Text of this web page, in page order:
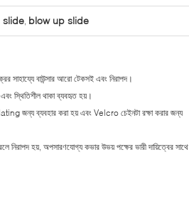
slide, blow up slide
সাহায্যে বাউন্সার আরো টেকসই এবং নিরাপদ।
স্থিতিশীল থাকা ব্যবহৃত হয়।
জন্য ব্যবহার করা হয় এবং Velcro চেইনটা রক্ষা করার জন্য
নিরাপদ হয়, অপসারণযোগ্য কভার উভয় পক্ষের ভারী দায়িত্বের সাথে